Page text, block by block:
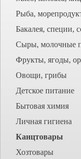
Рыба,
Бакалея, специи,
Сыры, молочные
Фрукты, ягоды,
Овощи, грибы
Детское питание
Бытовая химия
Личная гигиена
Канцтовары
Хозтовары